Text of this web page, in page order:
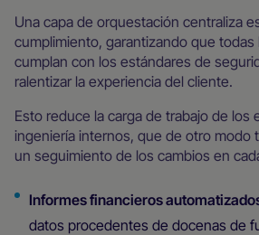
Una capa de orquestación centraliza
cumplimiento, garantizando que todas
cumplan con los estándares de
ralentizar la experiencia del cliente.
Esto reduce la carga de trabajo de los
ingeniería internos, que de otro modo
un seguimiento de los cambios en
Informes financieros
datos procedentes de docenas de